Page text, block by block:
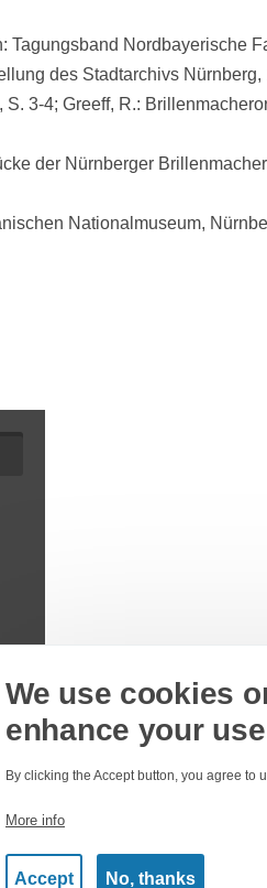
Nordbayerische
des Stadtarchivs
3-4; Greeff, R.:
der Nürnberger
Nationalmuseum,
We use cookies
enhance your
By clicking the Accept button, you agree to
More info
Accept No, thanks